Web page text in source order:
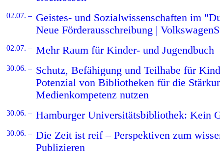
02.07. – Geistes- und Sozialwissenschaften im
Neue Förderausschreibung |
02.07. – Mehr Raum für Kinder- und Jugendbuch
30.06. – Schutz, Befähigung und Teilhabe für
Potenzial von Bibliotheken für die
Medienkompetenz nutzen
30.06. – Hamburger Universitätsbibliothek: Kein
30.06. – Die Zeit ist reif – Perspektiven zum
Publizieren